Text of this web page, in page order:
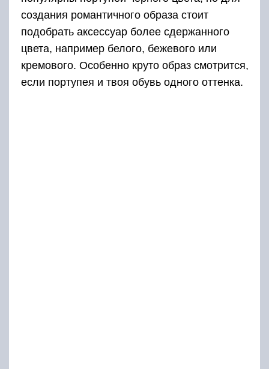
создания романтичного образа стоит
подобрать аксессуар более сдержанного
цвета, например белого, бежевого или
кремового. Особенно круто образ смотрится,
если портупея и твоя обувь одного оттенка.